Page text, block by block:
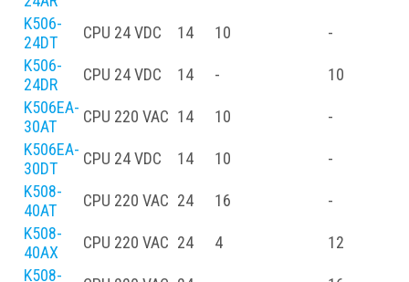
K506-
24DT
CPU 24 VDC 14 10 -
K506-
24DR
CPU 24 VDC 14 - 10
K506EA-
30AT
CPU 220 VAC 14 10 -
K506EA-
30DT
CPU 24 VDC 14 10 -
K508-
40AT
CPU 220 VAC 24 16 -
K508-
40AX
CPU 220 VAC 24 4 12
K508-